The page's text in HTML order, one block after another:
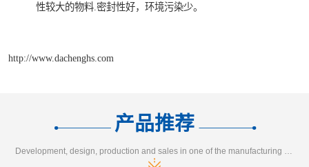
性较大的物料.密封性好，环境污染少。
http://www.dachenghs.com
产品推荐
Development, design, production and sales in one of the manufacturing enterprises